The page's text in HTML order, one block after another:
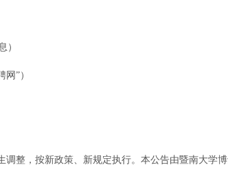
）
”）
整，按新政策、新规定执行。本公告由暨南大学博